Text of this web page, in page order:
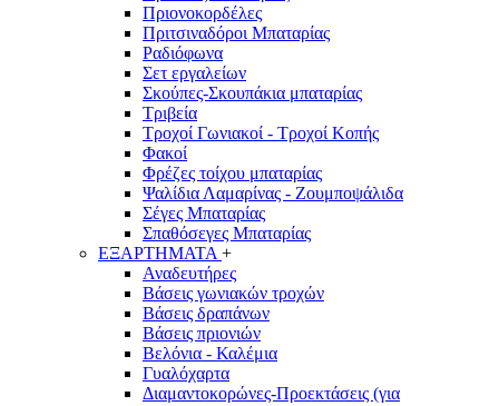
Πριονοκορδέλες
Πριτσιναδόροι Μπαταρίας
Ραδιόφωνα
Σετ εργαλείων
Σκούπες-Σκουπάκια μπαταρίας
Τριβεία
Τροχοί Γωνιακοί - Τροχοί Κοπής
Φακοί
Φρέζες τοίχου μπαταρίας
Ψαλίδια Λαμαρίνας - Ζουμποψάλιδα
Σέγες Μπαταρίας
Σπαθόσεγες Μπαταρίας
ΕΞΑΡΤΗΜΑΤΑ +
Αναδευτήρες
Βάσεις γωνιακών τροχών
Βάσεις δραπάνων
Βάσεις πριονιών
Βελόνια - Καλέμια
Γυαλόχαρτα
Διαμαντοκορώνες-Προεκτάσεις (για